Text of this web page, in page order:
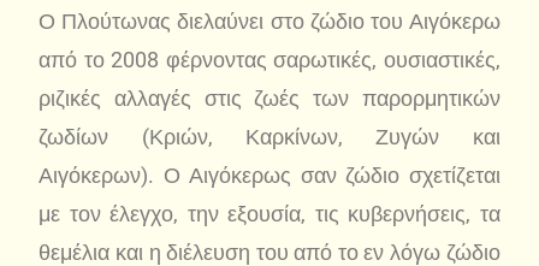
Ο Πλούτωνας διελαύνει στο ζώδιο του Αιγόκερω
από το 2008 φέρνοντας σαρωτικές, ουσιαστικές,
ριζικές αλλαγές στις ζωές των παρορμητικών
ζωδίων (Κριών, Καρκίνων, Ζυγών και
Αιγόκερων). Ο Αιγόκερως σαν ζώδιο σχετίζεται
με τον έλεγχο, την εξουσία, τις κυβερνήσεις, τα
θεμέλια και η διέλευση του από το εν λόγω ζώδιο